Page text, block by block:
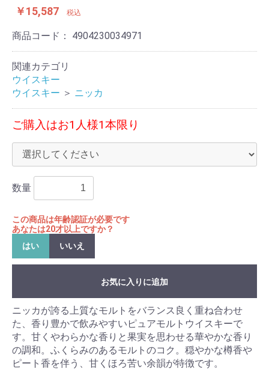
￥15,587 税込
商品コード： 4904230034971
関連カテゴリ
ウイスキー
ウイスキー ＞ ニッカ
ご購入はお1人様1本限り
数量
この商品は年齢認証が必要です
あなたは20才以上ですか？
はい
いいえ
お気に入りに追加
ニッカが誇る上質なモルトをバランス良く重ね合わせ
た、香り豊かで飲みやすいピュアモルトウイスキーで
す。甘くやわらかな香りと果実を思わせる華やかな香り
の調和。ふくらみのあるモルトのコク。穏やかな樽香や
ピート香を伴う、甘くほろ苦い余韻が特徴です。